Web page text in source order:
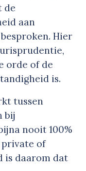
de
aan
Hier
orde of de
is.
tussen
bij
nooit 100%
of
is daarom dat